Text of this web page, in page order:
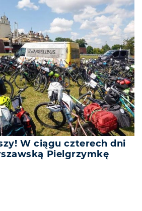
W ciągu czterech dni
Pielgrzymkę